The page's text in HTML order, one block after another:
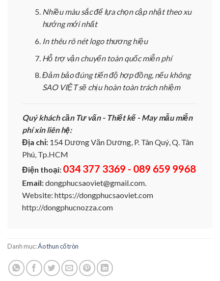
Nhiều màu sắc để lựa chọn cập nhật theo xu
hướng mới nhất
In thêu rõ nét logo thương hiệu
Hỗ trợ vận chuyển toàn quốc miễn phí
Đảm bảo đúng tiến độ hợp đồng, nếu không
SAO VIỆT sẽ chịu hoàn toàn trách nhiệm
Quý khách cần Tư vấn - Thiết kế - May mẫu miễn
phí xin liên hệ:
Địa chỉ: 154 Dương Văn Dương, P. Tân Quý, Q. Tân
Phú, Tp.HCM
Điện thoại: 034 377 3369 - 089 659 9968
Email:dongphucsaoviet@gmail.com.
Website: https://dongphucsaoviet.com
http://dongphucnozza.com
Danh mục:Áo thun cổ tròn